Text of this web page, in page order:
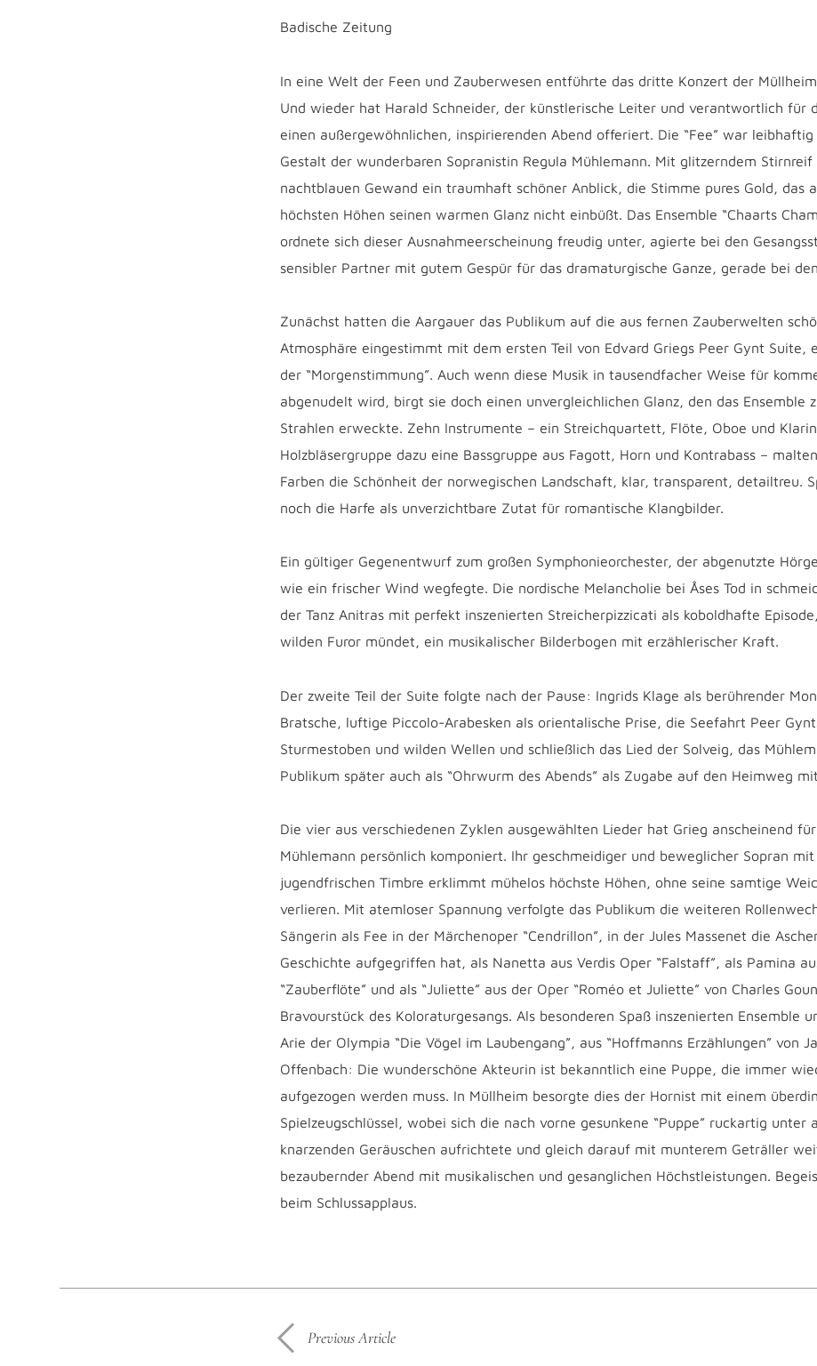
Badische Zeitung
In eine Welt der Feen und Zauberwesen entführte das dritte Konzert der
Und wieder hat Harald Schneider, der künstlerische Leiter und verantwortlich für
einen außergewöhnlichen, inspirierenden Abend offeriert. Die “Fee” war leibhaftig
Gestalt der wunderbaren Sopranistin Regula Mühlemann. Mit glitzerndem Stirnreif
nachtblauen Gewand ein traumhaft schöner Anblick, die Stimme pures Gold, das
höchsten Höhen seinen warmen Glanz nicht einbüßt. Das Ensemble “Chaarts
ordnete sich dieser Ausnahmeerscheinung freudig unter, agierte bei den
sensibler Partner mit gutem Gespür für das dramaturgische Ganze, gerade bei
Zunächst hatten die Aargauer das Publikum auf die aus fernen Zauberwelten
Atmosphäre eingestimmt mit dem ersten Teil von Edvard Griegs Peer Gynt Suite,
der “Morgenstimmung”. Auch wenn diese Musik in tausendfacher Weise für
abgenudelt wird, birgt sie doch einen unvergleichlichen Glanz, den das Ensemble
Strahlen erweckte. Zehn Instrumente – ein Streichquartett, Flöte, Oboe und
Holzbläsergruppe dazu eine Bassgruppe aus Fagott, Horn und Kontrabass –
Farben die Schönheit der norwegischen Landschaft, klar, transparent, detailtreu.
noch die Harfe als unverzichtbare Zutat für romantische Klangbilder.
Ein gültiger Gegenentwurf zum großen Symphonieorchester, der abgenutzte
wie ein frischer Wind wegfegte. Die nordische Melancholie bei Åses Tod in
der Tanz Anitras mit perfekt inszenierten Streicherpizzicati als koboldhafte
wilden Furor mündet, ein musikalischer Bilderbogen mit erzählerischer Kraft.
Der zweite Teil der Suite folgte nach der Pause: Ingrids Klage als berührender
Bratsche, luftige Piccolo-Arabesken als orientalische Prise, die Seefahrt Peer
Sturmestoben und wilden Wellen und schließlich das Lied der Solveig, das
Publikum später auch als “Ohrwurm des Abends” als Zugabe auf den Heimweg
Die vier aus verschiedenen Zyklen ausgewählten Lieder hat Grieg anscheinend
Mühlemann persönlich komponiert. Ihr geschmeidiger und beweglicher Sopran mit
jugendfrischen Timbre erklimmt mühelos höchste Höhen, ohne seine samtige
verlieren. Mit atemloser Spannung verfolgte das Publikum die weiteren
Sängerin als Fee in der Märchenoper “Cendrillon”, in der Jules Massenet die
Geschichte aufgegriffen hat, als Nanetta aus Verdis Oper “Falstaff”, als Pamina
“Zauberflöte” und als “Juliette” aus der Oper “Roméo et Juliette” von Charles
Bravourstück des Koloraturgesangs. Als besonderen Spaß inszenierten Ensemble
Arie der Olympia “Die Vögel im Laubengang”, aus “Hoffmanns Erzählungen” von
Offenbach: Die wunderschöne Akteurin ist bekanntlich eine Puppe, die immer
aufgezogen werden muss. In Müllheim besorgte dies der Hornist mit einem
Spielzeugschlüssel, wobei sich die nach vorne gesunkene “Puppe” ruckartig unter
knarzenden Geräuschen aufrichtete und gleich darauf mit munterem Geträller
bezaubernder Abend mit musikalischen und gesanglichen Höchstleistungen.
beim Schlussapplaus.
Previous Article